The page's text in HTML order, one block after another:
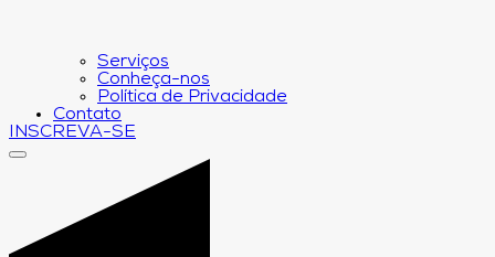
Serviços
Conheça-nos
Política de Privacidade
Contato
INSCREVA-SE